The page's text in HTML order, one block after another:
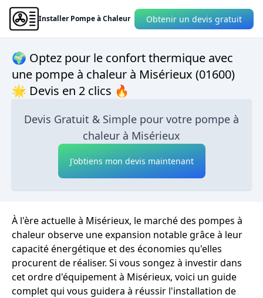
Installer Pompe à Chaleur Obtenir un devis gratuit
🌍 Optez pour le confort thermique avec
une pompe à chaleur à Misérieux (01600)
🌟 Devis en 2 clics 🔥
Devis Gratuit & Simple pour votre pompe à
chaleur à Misérieux
J'obtiens mon devis maintenant
À l'ère actuelle à Misérieux, le marché des pompes à
chaleur observe une expansion notable grâce à leur
capacité énergétique et des économies qu'elles
procurent de réaliser. Si vous songez à investir dans
cet ordre d'équipement à Misérieux, voici un guide
complet qui vous guidera à réussir l'installation de